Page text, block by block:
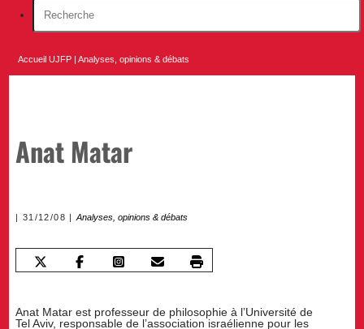
Accueil UJFP |Analyses, opinions & débats
Anat Matar
31/12/08 Analyses, opinions & débats
Anat Matar est professeur de philosophie à l’Université de
Tel Aviv, responsable de l’association israélienne pour les